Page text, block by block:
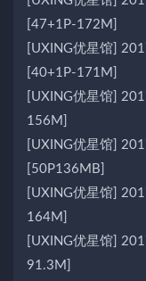
[47+1P-172M]
[UXING优星馆]
[40+1P-171M]
[UXING优星馆]
156M]
[UXING优星馆]
[50P136MB]
[UXING优星馆]
164M]
[UXING优星馆]
91.3M]